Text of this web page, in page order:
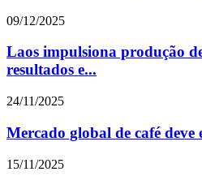
09/12/2025
Laos impulsiona produção
resultados e...
24/11/2025
Mercado global de café deve
15/11/2025